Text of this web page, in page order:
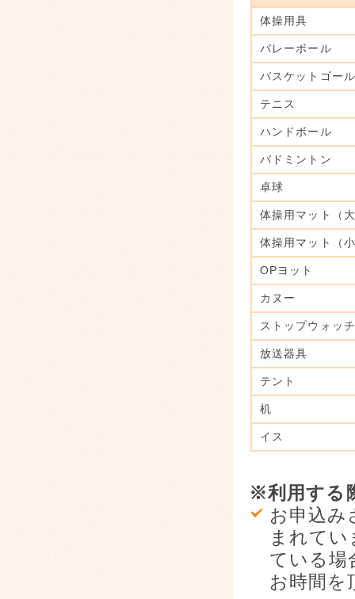
体操用具
バレーボール
バスケットゴール
テニス
ハンドボール
バドミントン
卓球
体操用マット（
体操用マット（
OPヨット
カヌー
ストップウォッチ
放送器具
テント
机
イス
※利用する
お申込み
まれて
ている場
お時間を